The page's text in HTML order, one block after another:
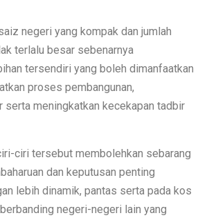
negeri yang kompak dan jumlah
terlalu besar sebenarnya
tersendiri yang boleh dimanfaatkan
proses pembangunan,
serta meningkatkan kecekapan tadbir
ciri tersebut membolehkan sebarang
dan keputusan penting
lebih dinamik, pantas serta pada kos
negeri-negeri lain yang